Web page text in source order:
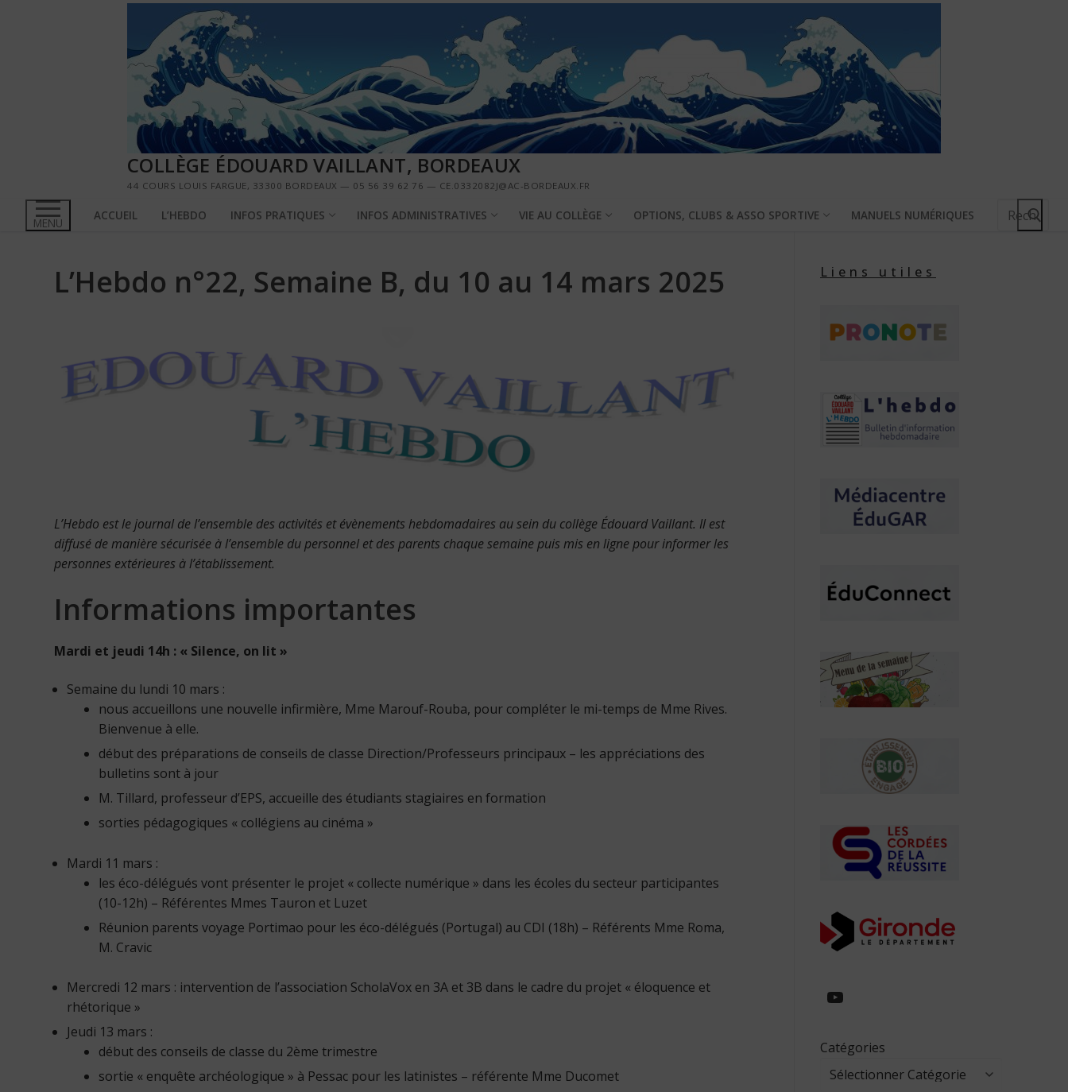
COLLÈGE ÉDOUARD VAILLANT, BORDEAUX
44 COURS LOUIS FARGUE, 33300 BORDEAUX — 05 56 39 62 76 — CE.0332082J@AC-BORDEAUX.FR
MENU ACCUEIL L’HEBDO INFOS PRATIQUES INFOS ADMINISTRATIVES VIE AU COLLÈGE OPTIONS, CLUBS & ASSO SPORTIVE MANUELS NUMÉRIQUES
Rechercher
L’Hebdo n°22, Semaine B, du 10 au 14 mars 2025
L’Hebdo est le journal de l’ensemble des activités et évènements hebdomadaires au sein du collège Édouard Vaillant. Il est
diffusé de manière sécurisée à l’ensemble du personnel et des parents chaque semaine puis mis en ligne pour informer les
personnes extérieures à l’établissement.
Informations importantes
Mardi et jeudi 14h : « Silence, on lit »
Semaine du lundi 10 mars :
nous accueillons une nouvelle infirmière, Mme Marouf-Rouba, pour compléter le mi-temps de Mme Rives.
Bienvenue à elle.
début des préparations de conseils de classe Direction/Professeurs principaux – les appréciations des
bulletins sont à jour
M. Tillard, professeur d’EPS, accueille des étudiants stagiaires en formation
sorties pédagogiques « collégiens au cinéma »
Mardi 11 mars :
les éco-délégués vont présenter le projet « collecte numérique » dans les écoles du secteur participantes
(10-12h) – Référentes Mmes Tauron et Luzet
Réunion parents voyage Portimao pour les éco-délégués (Portugal) au CDI (18h) – Référents Mme Roma,
M. Cravic
Mercredi 12 mars : intervention de l’association ScholaVox en 3A et 3B dans le cadre du projet « éloquence et
rhétorique »
Jeudi 13 mars :
début des conseils de classe du 2ème trimestre
sortie « enquête archéologique » à Pessac pour les latinistes – référente Mme Ducomet
Liens utiles
https://
Catégories